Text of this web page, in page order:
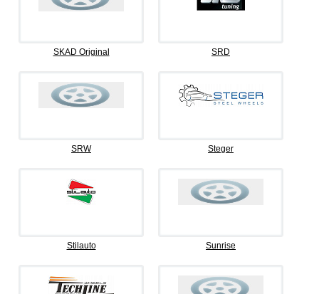
SKAD Original SRD
SRW Steger
Stilauto Sunrise